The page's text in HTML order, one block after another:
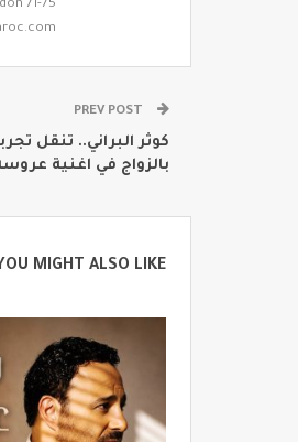
71-75 Shelton Street Covent Garden London
كوثر البراني.. تنقل
بالزواج في اغنية
MIGHT ALSO LIKE